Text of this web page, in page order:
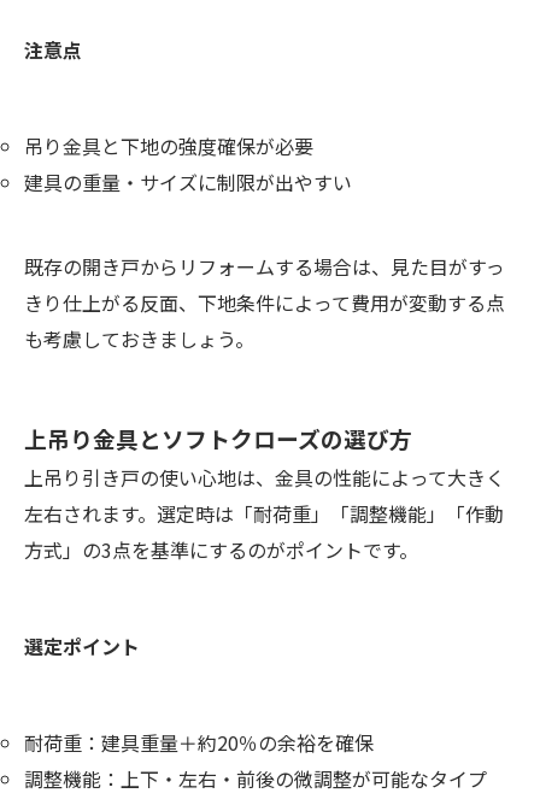
注意点
吊り金具と下地の強度確保が必要
建具の重量・サイズに制限が出やすい
既存の開き戸からリフォームする場合は、見た目がすっ
きり仕上がる反面、下地条件によって費用が変動する点
も考慮しておきましょう。
上吊り金具とソフトクローズの選び方
上吊り引き戸の使い心地は、金具の性能によって大きく
左右されます。選定時は「耐荷重」「調整機能」「作動
方式」の3点を基準にするのがポイントです。
選定ポイント
耐荷重：建具重量＋約20％の余裕を確保
調整機能：上下・左右・前後の微調整が可能なタイプ